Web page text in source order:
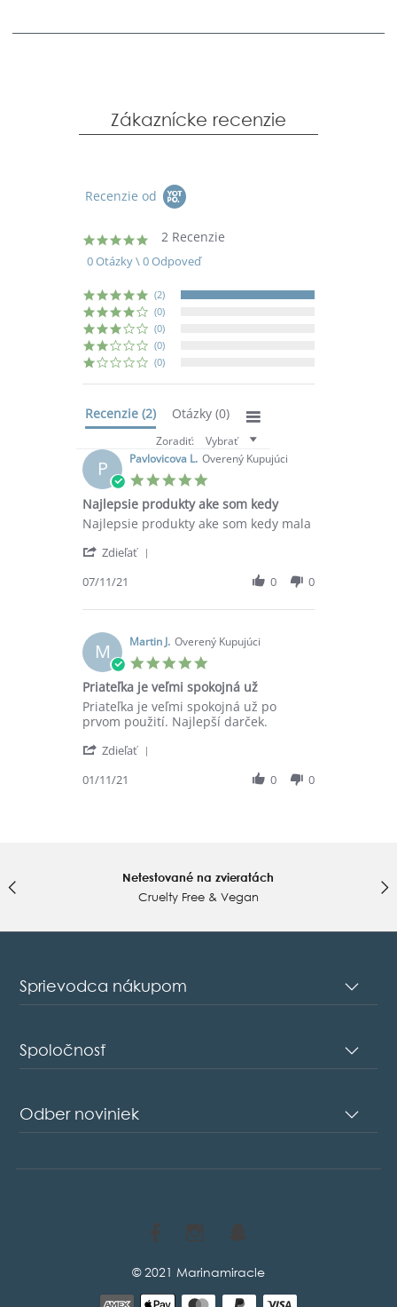
Zákaznícke recenzie
Recenzie od
5.0
star
rating
2 Recenzie
0 Otázky \ 0 Odpoveď
(2)
(0)
(0)
(0)
(0)
Recenzie (2) Otázky (0)
Zoradiť: Vybrať
P Pavlovicova L. Overený Kupujúci
5.0
star
rating
Najlepsie produkty ake som kedy
Review
Pavlovicova
on
Nov
2021
review
Najlepsie
ake
kedy
Najlepsie produkty ake som kedy mala
Zdieľať
Pavlovicova
on
7
Nov
2021
07/11/21 0 0
M Martin J. Overený Kupujúci
5.0
star
rating
Priateľka je veľmi spokojná už
Review
by
J.
1
review
stating
je
spokojná
Priateľka je veľmi spokojná už po
prvom použití. Najlepší darček.
Zdieľať
Nov
2021
01/11/21 0 0
Netestované na zvieratách
Cruelty Free & Vegan
Sprievodca nákupom
Spoločnosť
Odber noviniek
© 2021 Marinamiracle